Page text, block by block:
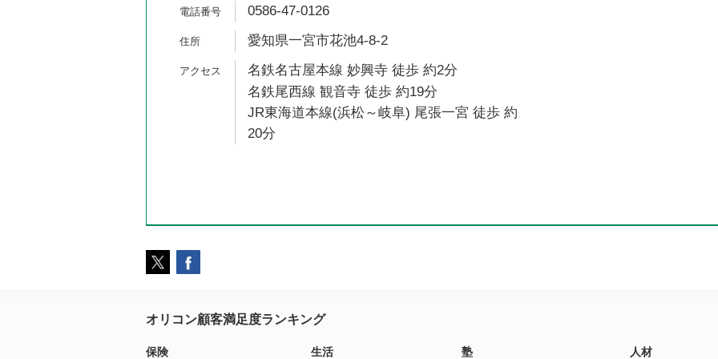
0586-47-0126
愛知県一宮市花池4-8-2
名鉄名古屋本線 妙興寺 徒歩 約2分
名鉄尾西線 観音寺 徒歩 約19分
JR東海道本線(浜松～岐阜) 尾張一宮 徒歩 約
20分
オリコン顧客満足度ランキング
保険 生活 塾 人材